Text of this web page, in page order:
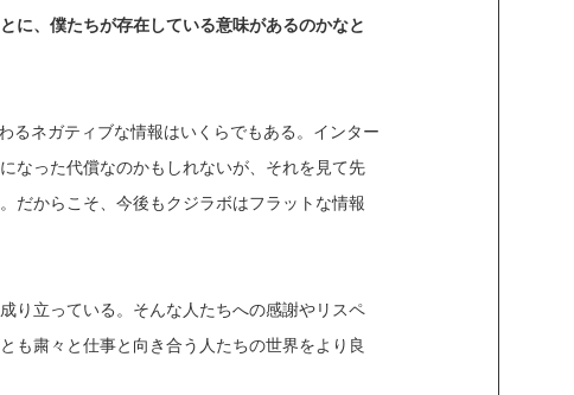
に、僕たちが存在している意味があるのかなと
るネガティブな情報はいくらでもある。インター
なった代償なのかもしれないが、それを見て先
だからこそ、今後もクジラボはフラットな情報
り立っている。そんな人たちへの感謝やリスペ
も粛々と仕事と向き合う人たちの世界をより良